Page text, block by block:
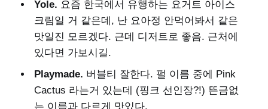
Yole. 요즘 한국에서 유행하는 요거트 아이스
크림일 거 같은데, 난 요아정 안먹어봐서 같은
맛일진 모르겠다. 근데 디저트로 좋음. 근처에
있다면 가보시길.
Playmade. 버블티 잘한다. 펄 이름 중에 Pink
Cactus 라는거 있는데 (핑크 선인장?!) 뜬금없
는 이름과 다르게 맛있다.